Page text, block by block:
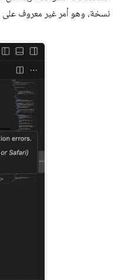
نسخة، وهو أمر غير معروف على